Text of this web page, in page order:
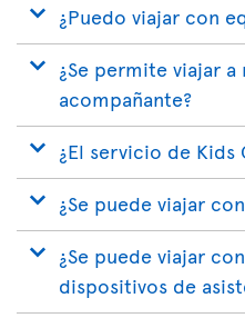
¿Puedo viajar con
¿Se permite viajar a
acompañante?
¿El servicio de
¿Se puede viajar
¿Se puede viajar
dispositivos de